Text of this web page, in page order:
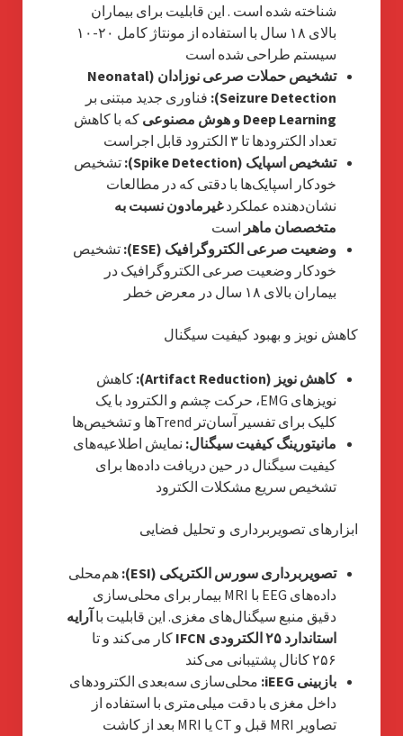
شناخته شده است . این قابلیت برای بیماران
بالای ۱۸ سال با استفاده از مونتاژ کامل ۲۰-۱۰
سیستم طراحی شده است
تشخیص حملات صرعی نوزادان (Neonatal
Seizure Detection):
فناوری جدید مبتنی بر
Deep Learning و هوش مصنوعی
که با کاهش
تعداد الکترودها تا ۳ الکترود قابل اجراست
تشخیص اسپایک (Spike Detection):
تشخیص
خودکار اسپایک‌ها با دقتی که در مطالعات
نشان‌دهنده عملکردغیرمادون نسبت به
متخصصان ماهر است
وضعیت صرعی الکتروگرافیک (ESE):
تشخیص
خودکار وضعیت صرعی الکتروگرافیک در
بیماران بالای ۱۸ سال در معرض خطر
کاهش نویز و بهبود کیفیت سیگنال
کاهش نویز (Artifact Reduction):
کاهش
نویزهای EMG، حرکت چشم و الکترود با یک
کلیک برای تفسیر آسان‌تر Trendها و تشخیص‌ها
مانیتورینگ کیفیت سیگنال: نمایش اطلاعیه‌های
کیفیت سیگنال در حین دریافت داده‌ها برای
تشخیص سریع مشکلات الکترود
ابزارهای تصویربرداری و تحلیل فضایی
تصویربرداری سورس الکتریکی (ESI):
هم‌محلی
داده‌های EEG با MRI بیمار برای محلی‌سازی
دقیق منبع سیگنال‌های مغزی. این قابلیت با آرایه
استاندارد ۲۵ الکترودی IFCN
کار می‌کند و تا
۲۵۶ کانال پشتیبانی می‌کند
بازبینی iEEG:
محلی‌سازی سه‌بعدی الکترودهای
داخل مغزی با دقت میلی‌متری با استفاده از
تصاویر MRI قبل و CT یا MRI بعد از کاشت